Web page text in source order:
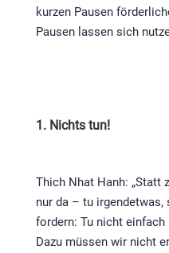
kurzen Pausen
Pausen lassen sich
1. Nichts tun!
Thich Nhat Hanh: „Statt
nur da – tu irgendetwas,
fordern: Tu nicht einfach
Dazu müssen wir nicht